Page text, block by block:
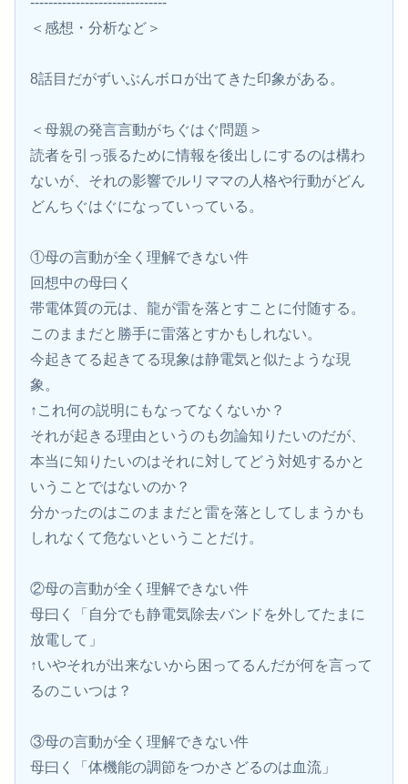
＜感想・分析など＞
8話目だがずいぶんボロが出てきた印象がある。
＜母親の発言言動がちぐはぐ問題＞
読者を引っ張るために情報を後出しにするのは構わ
ないが、それの影響でルリママの人格や行動がどん
どんちぐはぐになっていっている。
①母の言動が全く理解できない件
回想中の母曰く
帯電体質の元は、龍が雷を落とすことに付随する。
このままだと勝手に雷落とすかもしれない。
今起きてる起きてる現象は静電気と似たような現
象。
↑これ何の説明にもなってなくないか？
それが起きる理由というのも勿論知りたいのだが、
本当に知りたいのはそれに対してどう対処するかと
いうことではないのか？
分かったのはこのままだと雷を落としてしまうかも
しれなくて危ないということだけ。
②母の言動が全く理解できない件
母曰く「自分でも静電気除去バンドを外してたまに
放電して」
↑いやそれが出来ないから困ってるんだが何を言って
るのこいつは？
③母の言動が全く理解できない件
母曰く「体機能の調節をつかさどるのは血流」